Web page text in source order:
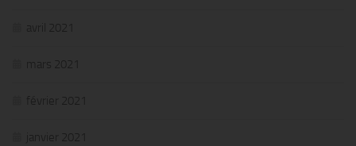
avril 2021
mars 2021
février 2021
janvier 2021